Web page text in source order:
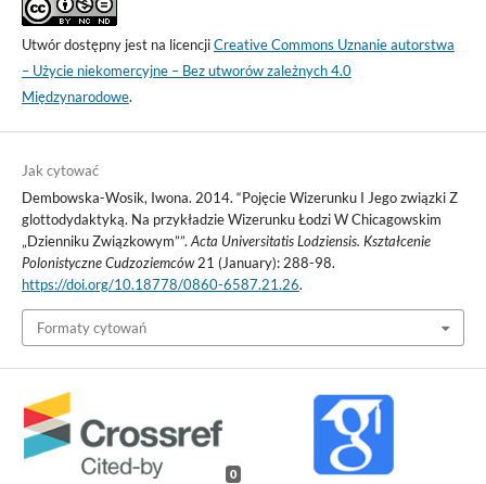
Utwór dostępny jest na licencjiCreative Commons Uznanie autorstwa
– Użycie niekomercyjne – Bez utworów zależnych 4.0
Międzynarodowe.
Jak cytować
Dembowska-Wosik, Iwona. 2014. “Pojęcie Wizerunku I Jego związki Z
glottodydaktyką. Na przykładzie Wizerunku Łodzi W Chicagowskim
„Dzienniku Związkowym””. Acta Universitatis Lodziensis. Kształcenie
Polonistyczne Cudzoziemców21 (January): 288-98.
https://doi.org/10.18778/0860-6587.21.26.
Formaty cytowań
0